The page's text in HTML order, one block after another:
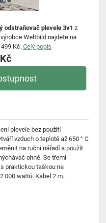
odstraňovač plevele 3v1 z
Weltbild najdete na
Kč. Celý popis
plevele bez použití
vzduch o teplotě až 650 ° C
na ruční nářadí a použít
ohně. Se třemi
praktickou taškou na
000 wattů. Kabel 2 m.